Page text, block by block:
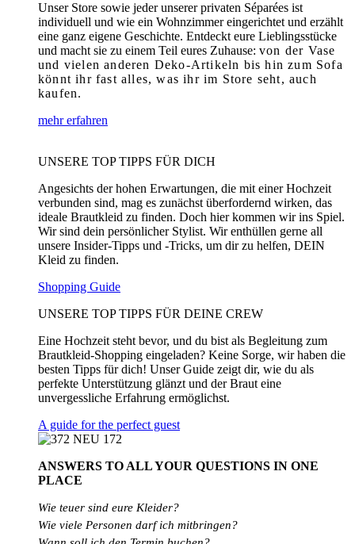
Unser Store sowie jeder unserer privaten Séparées ist
individuell und wie ein Wohnzimmer eingerichtet und erzählt
eine ganz eigene Geschichte. Entdeckt eure Lieblingsstücke
und macht sie zu einem Teil eures Zuhause: von der Vase
und vielen anderen Deko-Artikeln bis hin zum Sofa
könnt ihr fast alles, was ihr im Store seht, auch
kaufen.
mehr erfahren
UNSERE TOP TIPPS FÜR DICH
Angesichts der hohen Erwartungen, die mit einer Hochzeit
verbunden sind, mag es zunächst überfordernd wirken, das
ideale Brautkleid zu finden. Doch hier kommen wir ins Spiel.
Wir sind dein persönlicher Stylist. Wir enthüllen gerne all
unsere Insider-Tipps und -Tricks, um dir zu helfen, DEIN
Kleid zu finden.
Shopping Guide
UNSERE TOP TIPPS FÜR DEINE CREW
Eine Hochzeit steht bevor, und du bist als Begleitung zum
Brautkleid-Shopping eingeladen? Keine Sorge, wir haben die
besten Tipps für dich! Unser Guide zeigt dir, wie du als
perfekte Unterstützung glänzt und der Braut eine
unvergessliche Erfahrung ermöglichst.
A guide for the perfect guest
ANSWERS TO ALLYOUR QUESTIONS IN ONE
PLACE
Wie teuer sind eure Kleider?
Wie viele Personen darf ich mitbringen?